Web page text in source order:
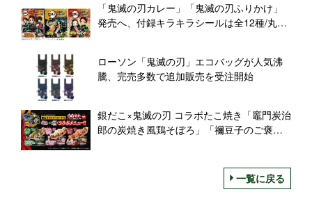
まで
「鬼滅の刃カレー」「鬼滅の刃ふりかけ」
発売へ、付録キラキラシールは全12種/丸美
ローソン「鬼滅の刃」エコバッグが人気沸
騰、完売多数で追加販売を受注開始
銀だこ×鬼滅の刃 コラボたこ焼き「竈門炭治
郎の炭焼き風鶏そぼろ」「禰豆子のご褒美
一覧に戻る